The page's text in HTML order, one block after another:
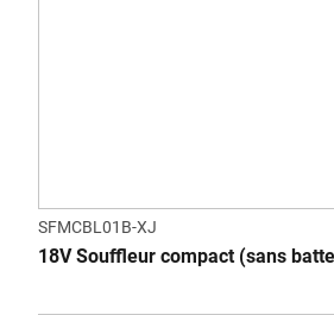
SFMCBL01B-XJ
18V Souffleur compact (sans